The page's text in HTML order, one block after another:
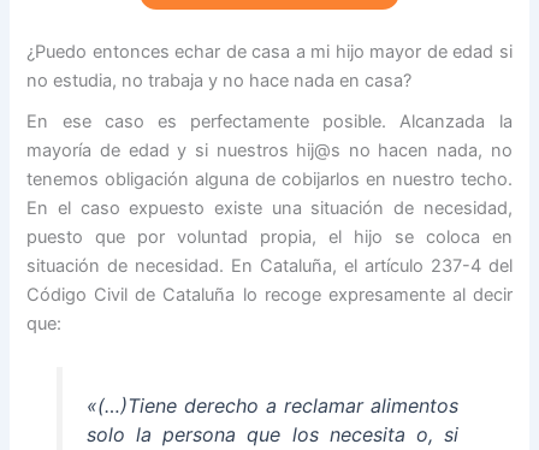
¿Puedo entonces echar de casa a mi hijo mayor de edad si
no estudia, no trabaja y no hace nada en casa?
En ese caso es perfectamente posible. Alcanzada la
mayoría de edad y si nuestros hij@s no hacen nada, no
tenemos obligación alguna de cobijarlos en nuestro techo.
En el caso expuesto existe una situación de necesidad,
puesto que por voluntad propia, el hijo se coloca en
situación de necesidad. En Cataluña, el artículo 237-4 del
Código Civil de Cataluña lo recoge expresamente al decir
que:
«(…)Tiene derecho a reclamar alimentos
solo la persona que los necesita o, si